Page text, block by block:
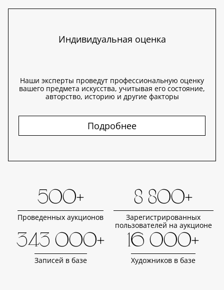
Индивидуальная оценка
Наши эксперты проведут профессиональную оценку
вашего предмета искусства, учитывая его состояние,
авторство, историю и другие факторы
Подробнее
500+
Проведенных аукционов
8 800+
Зарегистрированных
пользователей на аукционе
343 000+
Записей в базе
16 000+
Художников в базе